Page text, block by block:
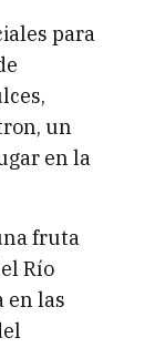
para
un
en la
fruta
Río
en las